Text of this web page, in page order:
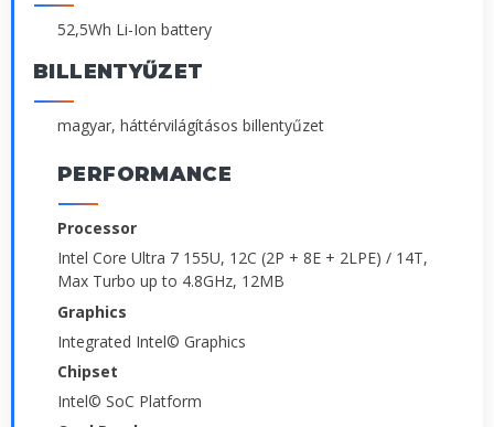
52,5Wh Li-Ion battery
BILLENTYŰZET
magyar, háttérvilágításos billentyűzet
PERFORMANCE
Processor
Intel Core Ultra 7 155U, 12C (2P + 8E + 2LPE) / 14T,
Max Turbo up to 4.8GHz, 12MB
Graphics
Integrated Intel© Graphics
Chipset
Intel© SoC Platform